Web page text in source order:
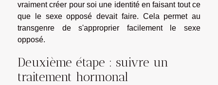
vraiment créer pour soi une identité en faisant tout ce
que le sexe opposé devait faire. Cela permet au
transgenre de s'approprier facilement le sexe
opposé.
Deuxième étape : suivre un
traitement hormonal